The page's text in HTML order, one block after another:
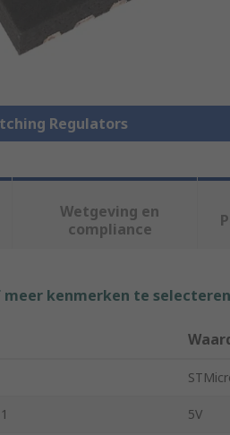
Regulators
Wetgeving en
compliance
kenmerken te
5V